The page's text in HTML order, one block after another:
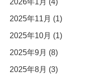
2025年11月 (1)
2025年10月 (1)
2025年9月 (8)
2025年8月 (3)